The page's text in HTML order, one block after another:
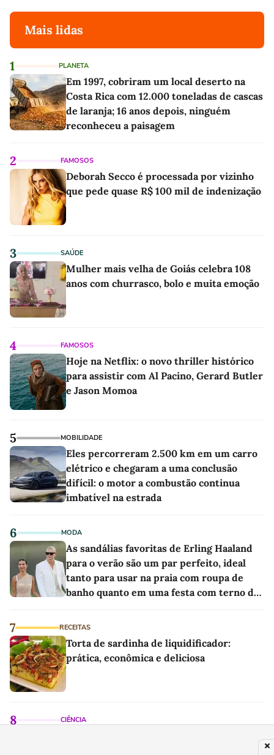
Mais lidas
1 PLANETA
Em 1997, cobriram um local deserto na
Costa Rica com 12.000 toneladas de cascas
de laranja; 16 anos depois, ninguém
reconheceu a paisagem
2 FAMOSOS
Deborah Secco é processada por vizinho
que pede quase R$ 100 mil de indenização
3 SAÚDE
Mulher mais velha de Goiás celebra 108
anos com churrasco, bolo e muita emoção
4 FAMOSOS
Hoje na Netflix: o novo thriller histórico
para assistir com Al Pacino, Gerard Butler
e Jason Momoa
5 MOBILIDADE
Eles percorreram 2.500 km em um carro
elétrico e chegaram a uma conclusão
difícil: o motor a combustão continua
imbatível na estrada
6 MODA
As sandálias favoritas de Erling Haaland
para o verão são um par perfeito, ideal
tanto para usar na praia com roupa de
banho quanto em uma festa com terno de
7 RECEITAS
Torta de sardinha de liquidificador:
prática, econômica e deliciosa
8 CIÊNCIA